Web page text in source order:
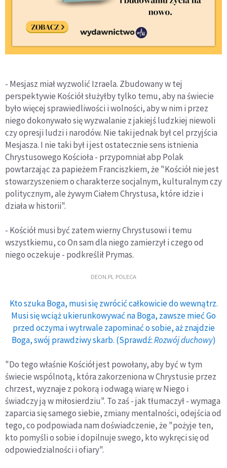
- Mesjasz miał wyzwolić Izraela. Zbudowany w tej
perspektywie Kościół służyłby tylko temu, aby na świecie
było więcej sprawiedliwości i wolności, aby w nim i przez
niego dokonywało się wyzwalanie z jakiejś ludzkiej niewoli
czy opresji ludzi i narodów. Nie taki jednak był cel przyjścia
Mesjasza. I nie taki był i jest ostatecznie sens istnienia
Chrystusowego Kościoła - przypomniał abp Polak
powtarzając za papieżem Franciszkiem, że "Kościół nie jest
stowarzyszeniem o charakterze socjalnym, kulturalnym czy
politycznym, ale żywym Ciałem Chrystusa, które idzie i
działa w historii".
- Kościół musi być zatem wierny Chrystusowi i temu
wszystkiemu, co On sam dla niego zamierzył i czego od
niego oczekuje - podkreślił Prymas.
DEON.PL POLECA
Kto szuka Boga, musi się zwrócić całkowicie do wewnątrz.
Musi się wciąż ukierunkowywać na Boga, zawsze mieć Go
przed oczyma i wytrwale zapominać o sobie, aż znajdzie
Boga, swój prawdziwy skarb. (Sprawdź:Rozwój duchowy)
"Do tego właśnie Kościół jest powołany, aby być w tym
świecie wspólnotą, która zakorzeniona w Chrystusie przez
chrzest, wyznaje z pokorą i odwagą wiarę w Niego i
świadczy ją w miłosierdziu". To zaś - jak tłumaczył - wymaga
zaparcia się samego siebie, zmiany mentalności, odejścia od
tego, co podpowiada nam doświadczenie, że "pożyje ten,
kto pomyśli o sobie i dopilnuje swego, kto wykręci się od
odpowiedzialności i ofiary".